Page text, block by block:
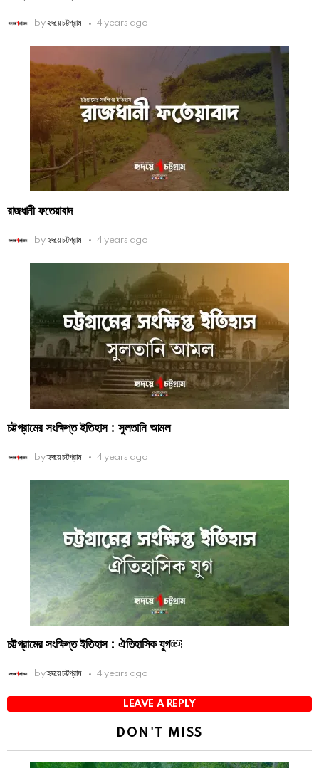
by হৃদয়ে চট্টগ্রাম 4 years ago
রাজধানী ফতেয়াবাদ
by হৃদয়ে চট্টগ্রাম 4 years ago
চট্টগ্রামের সংক্ষিপ্ত ইতিহাস : সুলতানি আমল
by হৃদয়ে চট্টগ্রাম 4 years ago
চট্টগ্রামের সংক্ষিপ্ত ইতিহাস : ঐতিহাসিক যুগ￼
by হৃদয়ে চট্টগ্রাম 4 years ago
LEAVE A REPLY
DON'T MISS